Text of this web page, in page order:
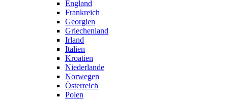
England
Frankreich
Georgien
Griechenland
Irland
Italien
Kroatien
Niederlande
Norwegen
Österreich
Polen